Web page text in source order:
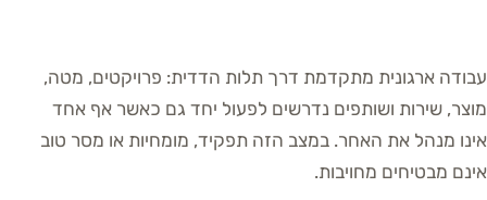
עבודה ארגונית מתקדמת דרך תלות הדדית: פרויקטים, מטה,
מוצר, שירות ושותפים נדרשים לפעול יחד גם כאשר אף אחד
אינו מנהל את האחר. במצב הזה תפקיד, מומחיות או מסר טוב
אינם מבטיחים מחויבות.